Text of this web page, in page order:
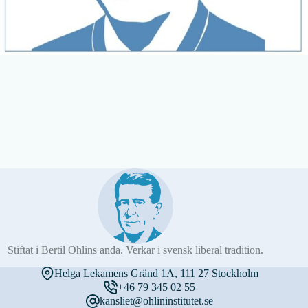
Stiftat i Bertil Ohlins anda. Verkar i svensk liberal tradition.
Helga Lekamens Gränd 1A, 111 27 Stockholm
+46 79 345 02 55
kansliet@ohlininstitutet.se